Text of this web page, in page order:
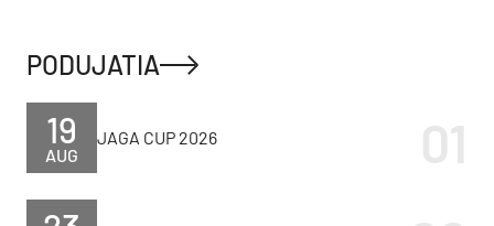
PODUJATIA
AUG
19 JAGA CUP 2026